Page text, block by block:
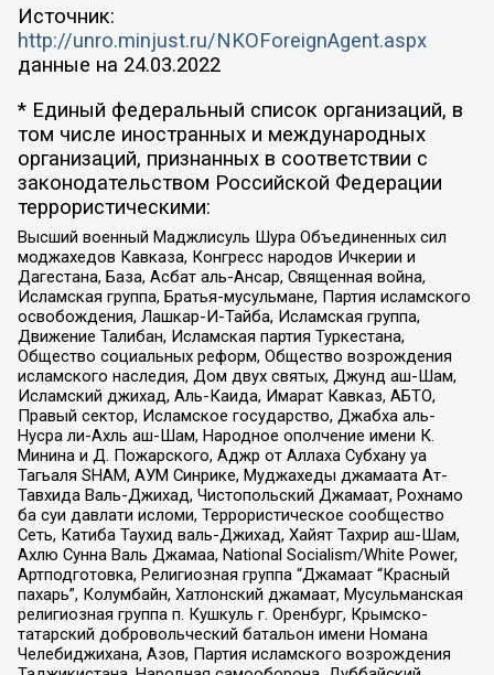
Источник:
http://unro.minjust.ru/NKOForeignAgent.aspx
данные на 24.03.2022
* Единый федеральный список организаций, в
том числе иностранных и международных
организаций, признанных в соответствии с
законодательством Российской Федерации
террористическими:
Высший военный Маджлисуль Шура Объединенных сил
моджахедов Кавказа, Конгресс народов Ичкерии и
Дагестана, База, Асбат аль-Ансар, Священная война,
Исламская группа, Братья-мусульмане, Партия исламского
освобождения, Лашкар-И-Тайба, Исламская группа,
Движение Талибан, Исламская партия Туркестана,
Общество социальных реформ, Общество возрождения
исламского наследия, Дом двух святых, Джунд аш-Шам,
Исламский джихад, Аль-Каида, Имарат Кавказ, АБТО,
Правый сектор, Исламское государство, Джабха аль-
Нусра ли-Ахль аш-Шам, Народное ополчение имени К.
Минина и Д. Пожарского, Аджр от Аллаха Субхану уа
Тагьаля SHAM, АУМ Синрике, Муджахеды джамаата Ат-
Тавхида Валь-Джихад, Чистопольский Джамаат, Рохнамо
ба суи давлати исломи, Террористическое сообщество
Сеть, Катиба Таухид валь-Джихад, Хайят Тахрир аш-Шам,
Ахлю Сунна Валь Джамаа, National Socialism/White Power,
Артподготовка, Религиозная группа “Джамаат “Красный
пахарь”, Колумбайн, Хатлонский джамаат, Мусульманская
религиозная группа п. Кушкуль г. Оренбург, Крымско-
татарский добровольческий батальон имени Номана
Челебиджихана, Азов, Партия исламского возрождения